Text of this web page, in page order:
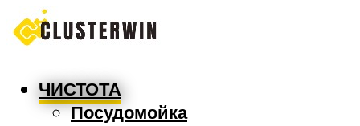
ЧИСТОТА
Посудомойка